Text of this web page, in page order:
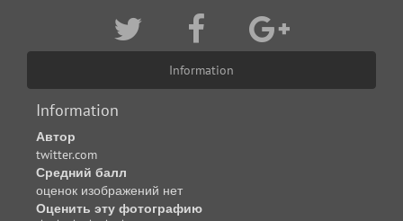
Information
Information
Автор
twitter.com
Средний балл
оценок изображений нет
Оценить эту фотографию